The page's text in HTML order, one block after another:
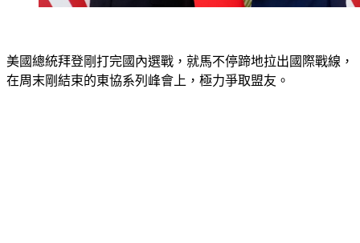
美國總統拜登剛打完國內選戰，就馬不停蹄地拉出國際戰線，
在周末剛結束的東協系列峰會上，極力爭取盟友。